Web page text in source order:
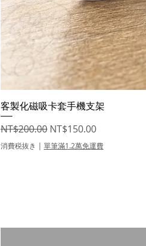
客製化磁吸卡套手機支架
通常価格
NT$200.00 セール価格
NT$150.00
消費税抜き | 單筆滿1.2萬免運費